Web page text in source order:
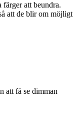
att beundra.
att de blir om möjligt
att få se dimman